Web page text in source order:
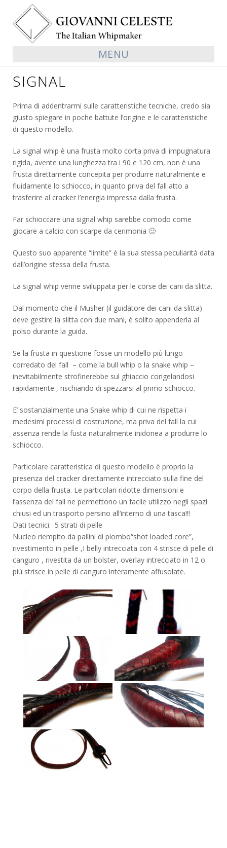
MENU
SIGNAL
Prima di addentrarmi sulle caratteristiche tecniche, credo sia
giusto spiegare in poche battute l’origine e le caratteristiche
di questo modello.
La signal whip è una frusta molto corta priva di impugnatura
rigida, avente una lunghezza tra i 90 e 120 cm, non è una
frusta direttamente concepita per produrre naturalmente e
fluidamente lo schiocco, in quanto priva del fall atto a
trasferire al cracker l’energia impressa dalla frusta.
Far schioccare una signal whip sarebbe comodo come
giocare a calcio con scarpe da cerimonia 🙂
Questo suo apparente “limite” è la sua stessa peculiarità data
dall’origine stessa della frusta.
La signal whip venne sviluppata per le corse dei cani da slitta.
Dal momento che il Musher (il guidatore dei cani da slitta)
deve gestire la slitta con due mani, è solito appenderla al
polso durante la guida.
Se la frusta in questione fosse un modello più lungo
corredato del fall – come la bull whip o la snake whip –
inevitabilmente strofinerebbe sul ghiaccio congelandosi
rapidamente , rischiando di spezzarsi al primo schiocco.
E’ sostanzialmente una Snake whip di cui ne rispetta i
medesimi processi di costruzione, ma priva del fall la cui
assenza rende la fusta naturalmente inidonea a produrre lo
schiocco.
Particolare caratteristica di questo modello è proprio la
presenza del cracker direttamente intrecciato sulla fine del
corpo della frusta. Le particolari ridotte dimensioni e
l’assenza del fall ne permettono un facile utilizzo negli spazi
chiusi ed un trasporto persino all’interno di una tasca!!!
Dati tecnici: 5 strati di pelle
Nucleo riempito da pallini di piombo“shot loaded core”,
rivestimento in pelle ,I belly intrecciata con 4 strisce di pelle di
canguro , rivestita da un bolster, overlay intrecciato in 12 o
più strisce in pelle di canguro interamente affusolate.